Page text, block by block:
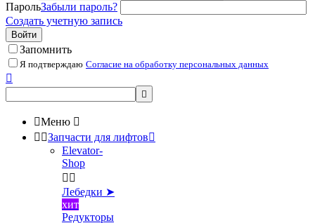
ПарольЗабыли пароль?
Создать учетную запись
Войти
Запомнить
Я подтверждаю Согласие на обработку персональных данных


Меню 
 Запчасти для лифтов
Elevator-
Shop
 
Лебедки ➤
хит
Редукторы